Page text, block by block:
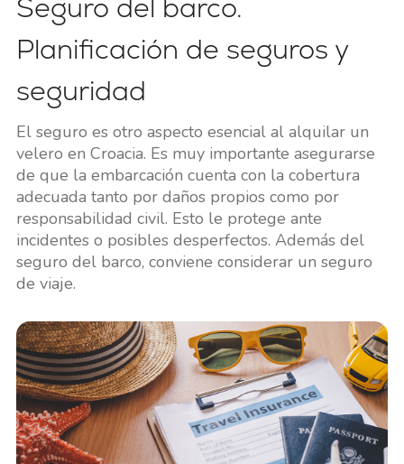
Seguro del barco.
Planificación de seguros y
seguridad
El seguro es otro aspecto esencial al alquilar un
velero en Croacia. Es muy importante asegurarse
de que la embarcación cuenta con la cobertura
adecuada tanto por daños propios como por
responsabilidad civil. Esto le protege ante
incidentes o posibles desperfectos. Además del
seguro del barco, conviene considerar un seguro
de viaje.